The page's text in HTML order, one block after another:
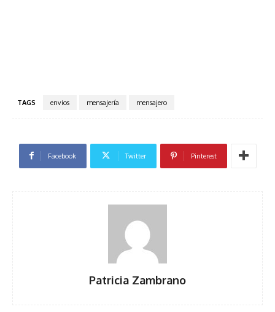
TAGS envios mensajería mensajero
Facebook Twitter Pinterest
Patricia Zambrano